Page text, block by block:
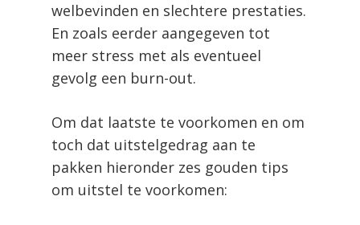
welbevinden en slechtere prestaties.
En zoals eerder aangegeven tot
meer stress met als eventueel
gevolg een burn-out.
Om dat laatste te voorkomen en om
toch dat uitstelgedrag aan te
pakken hieronder zes gouden tips
om uitstel te voorkomen: